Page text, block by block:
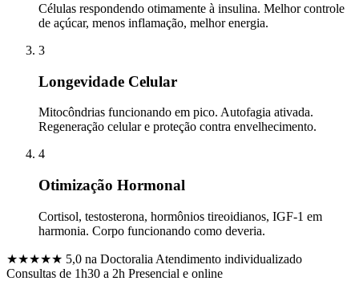
Células respondendo otimamente à insulina. Melhor controle
de açúcar, menos inflamação, melhor energia.
3
Longevidade Celular
Mitocôndrias funcionando em pico. Autofagia ativada.
Regeneração celular e proteção contra envelhecimento.
4
Otimização Hormonal
Cortisol, testosterona, hormônios tireoidianos, IGF-1 em
harmonia. Corpo funcionando como deveria.
★★★★★ 5,0 na Doctoralia Atendimento individualizado
Consultas de 1h30 a 2h Presencial e online